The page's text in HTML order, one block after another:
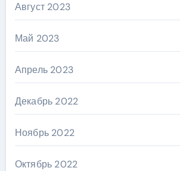
Август 2023
Май 2023
Апрель 2023
Декабрь 2022
Ноябрь 2022
Октябрь 2022